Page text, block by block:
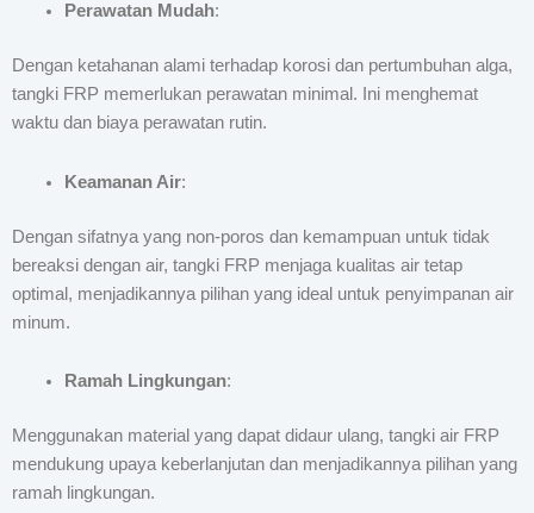
Perawatan Mudah:
Dengan ketahanan alami terhadap korosi dan pertumbuhan alga,
tangki FRP memerlukan perawatan minimal. Ini menghemat
waktu dan biaya perawatan rutin.
Keamanan Air:
Dengan sifatnya yang non-poros dan kemampuan untuk tidak
bereaksi dengan air, tangki FRP menjaga kualitas air tetap
optimal, menjadikannya pilihan yang ideal untuk penyimpanan air
minum.
Ramah Lingkungan:
Menggunakan material yang dapat didaur ulang, tangki air FRP
mendukung upaya keberlanjutan dan menjadikannya pilihan yang
ramah lingkungan.